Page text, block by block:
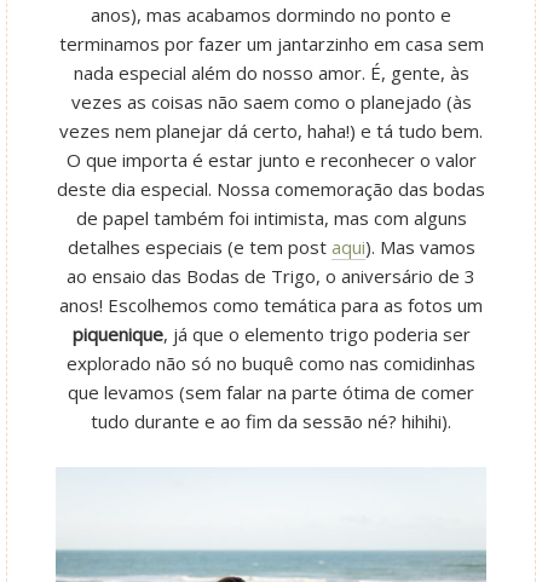
anos), mas acabamos dormindo no ponto e
terminamos por fazer um jantarzinho em casa sem
nada especial além do nosso amor. É, gente, às
vezes as coisas não saem como o planejado (às
vezes nem planejar dá certo, haha!) e tá tudo bem.
O que importa é estar junto e reconhecer o valor
deste dia especial. Nossa comemoração das bodas
de papel também foi intimista, mas com alguns
detalhes especiais (e tem post aqui). Mas vamos
ao ensaio das Bodas de Trigo, o aniversário de 3
anos! Escolhemos como temática para as fotos um
piquenique, já que o elemento trigo poderia ser
explorado não só no buquê como nas comidinhas
que levamos (sem falar na parte ótima de comer
tudo durante e ao fim da sessão né? hihihi).